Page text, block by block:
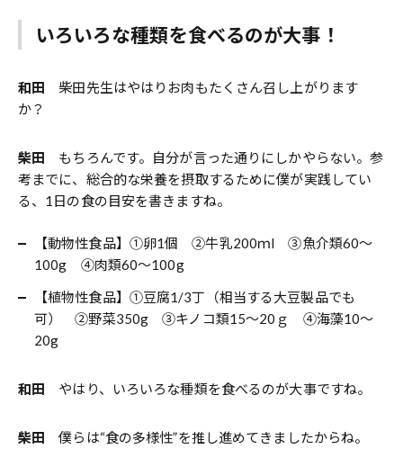
いろいろな種類を食べるのが大事！
和田 柴田先生はやはりお肉もたくさん召し上がります
か？
柴田 もちろんです。自分が言った通りにしかやらない。参
考までに、総合的な栄養を摂取するために僕が実践してい
る、1日の食の目安を書きますね。
【動物性食品】①卵1個 ②牛乳200ｍl ③魚介類60～
100g ④肉類60～100g
【植物性食品】①豆腐1/3丁（相当する大豆製品でも
可） ②野菜350g ③キノコ類15～20ｇ ④海藻10～
20g
和田 やはり、いろいろな種類を食べるのが大事ですね。
柴田 僕らは“食の多様性”を推し進めてきましたからね。